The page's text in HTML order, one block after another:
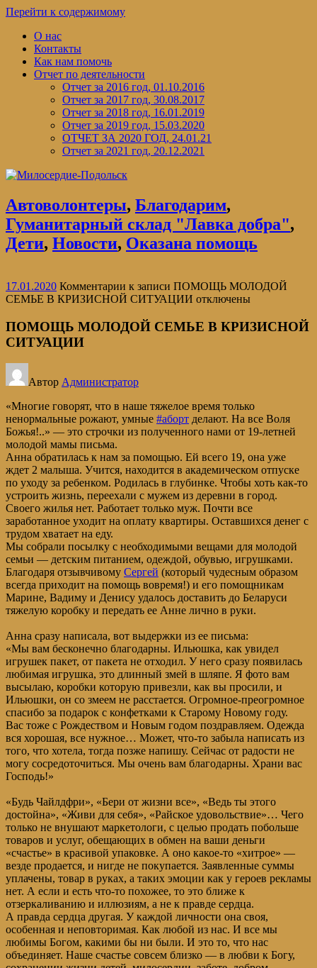
Перейти к содержимому
О нас
Контакты
Как нам помочь
Отчет по деятельности
Отчет за 2016 год, 01.10.2016
Отчет за 2017 год, 30.08.2017
Отчет за 2018 год, 16.01.2019
Отчет за 2019 год, 15.03.2020
ОТЧЕТ ЗА 2020 ГОД, 24.01.21
Отчет за 2021 год, 20.12.2021
Автоволонтеры, Благодарим,
Гуманитарный склад "Лавка добра",
Дети, Новости, Оказана помощь
17.01.2020 Комментарии к записи ПОМОЩЬ МОЛОДОЙ
СЕМЬЕ В КРИЗИСНОЙ СИТУАЦИИ отключены
ПОМОЩЬ МОЛОДОЙ СЕМЬЕ В КРИЗИСНОЙ
СИТУАЦИИ
Автор Администратор
«Многие говорят, что в наше тяжелое время только
ненормальные рожают, умные #аборт делают. На все Воля
Божья!..» — это строчки из полученного нами от 19-летней
молодой мамы письма.
Анна обратилась к нам за помощью. Ей всего 19, она уже
ждет 2 малыша. Учится, находится в академическом отпуске
по уходу за ребенком. Родилась в глубинке. Чтобы хоть как-то
устроить жизнь, переехали с мужем из деревни в город.
Своего жилья нет. Работает только муж. Почти все
заработанное уходит на оплату квартиры. Оставшихся денег с
трудом хватает на еду.
Мы собрали посылку с необходимыми вещами для молодой
семьи — детским питанием, одеждой, обувью, игрушками.
Благодаря отзывчивому Сергей (который чудесным образом
всегда приходит на помощь вовремя!) и его помощникам
Марине, Вадиму и Денису удалось доставить до Беларуси
тяжелую коробку и передать ее Анне лично в руки.
Анна сразу написала, вот выдержки из ее письма:
«Мы вам бесконечно благодарны. Ильюшка, как увидел
игрушек пакет, от пакета не отходил. У него сразу появилась
любимая игрушка, это длинный змей в шляпе. Я фото вам
высылаю, коробки которую привезли, как вы просили, и
Ильюшки, он со змеем не расстается. Огромное-преогромное
спасибо за подарок с конфетками к Старому Новому году.
Вас тоже с Рождеством и Новым годом поздравляем. Одежда
вся хорошая, все нужное… Может, что-то забыла написать из
того, что хотела, тогда позже напишу. Сейчас от радости не
могу сосредоточиться. Мы очень вам благодарны. Храни вас
Господь!»
«Будь Чайлдфри», «Бери от жизни все», «Ведь ты этого
достойна», «Живи для себя», «Райское удовольствие»… Чего
только не внушают маркетологи, с целью продать побольше
товаров и услуг, обещающих в обмен на ваши деньги
«счастье» в красивой упаковке. А оно какое-то «хитрое» —
везде продается, и нигде не покупается. Заявленные суммы
уплачены, товар в руках, а таких эмоции как у героев рекламы
нет. А если и есть что-то похожее, то это ближе к
отзеркаливанию и иллюзиям, а не к правде сердца.
А правда сердца другая. У каждой личности она своя,
особенная и неповторимая. Как любой из нас. И все мы
любимы Богом, какими бы ни были. И это то, что нас
объединяет. Наше счастье совсем близко — в любви к Богу,